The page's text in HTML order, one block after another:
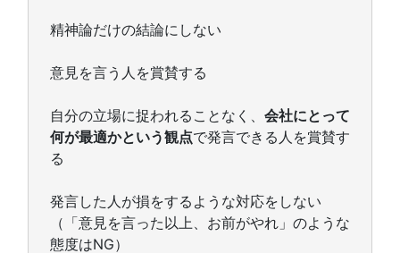
精神論だけの結論にしない
意見を言う人を賞賛する
自分の立場に捉われることなく、 会社にとって
何が最適かという観点で発言できる人を賞賛す
る
発言した人が損をするような対応をしない
（「意見を言った以上、お前がやれ」のような
態度はNG）